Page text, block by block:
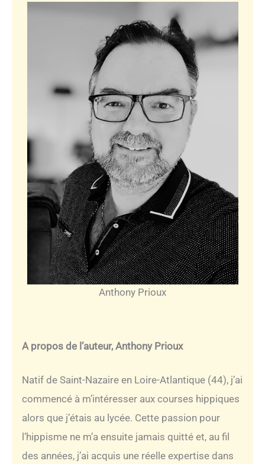
Anthony Prioux
A propos de l’auteur, Anthony Prioux
Natif de Saint-Nazaire en Loire-Atlantique (44), j’ai
commencé à m’intéresser aux courses hippiques
alors que j’étais au lycée. Cette passion pour
l’hippisme ne m’a ensuite jamais quitté et, au fil
des années, j’ai acquis une réelle expertise dans